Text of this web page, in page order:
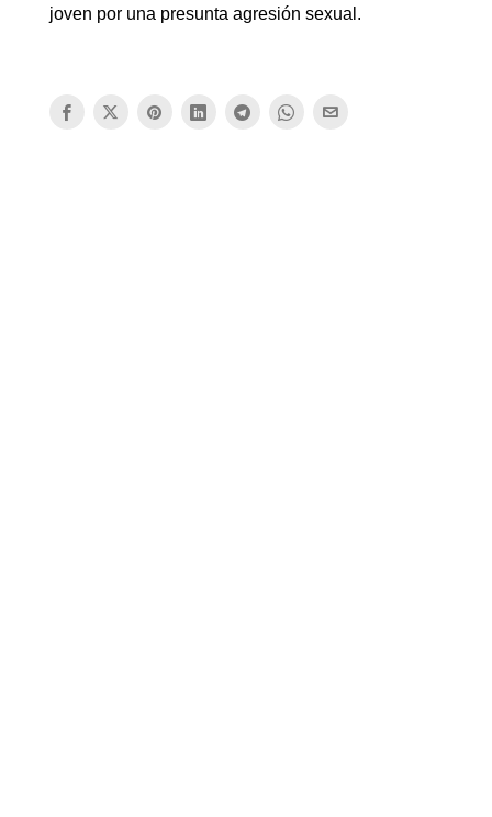
joven por una presunta agresión sexual.